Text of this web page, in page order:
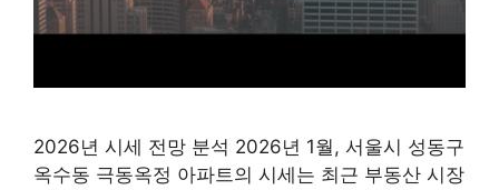
2026년 시세 전망 분석 2026년 1월, 서울시 성동구
옥수동 극동옥정 아파트의 시세는 최근 부동산 시장